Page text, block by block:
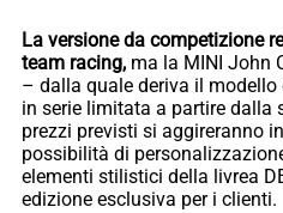
La versione da competizione
team racing, ma la MINI John
– dalla quale deriva il
in serie limitata a partire dalla
prezzi previsti si aggireranno
possibilità di
elementi stilistici della livrea
edizione esclusiva per i clienti.